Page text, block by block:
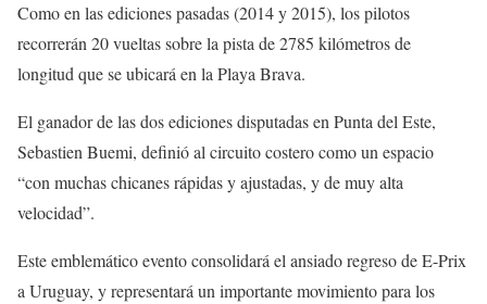
Como en las ediciones pasadas (2014 y 2015), los pilotos
recorrerán 20 vueltas sobre la pista de 2785 kilómetros de
longitud que se ubicará en la Playa Brava.
El ganador de las dos ediciones disputadas en Punta del Este,
Sebastien Buemi, definió al circuito costero como un espacio
“con muchas chicanes rápidas y ajustadas, y de muy alta
velocidad”.
Este emblemático evento consolidará el ansiado regreso de E-Prix
a Uruguay, y representará un importante movimiento para los